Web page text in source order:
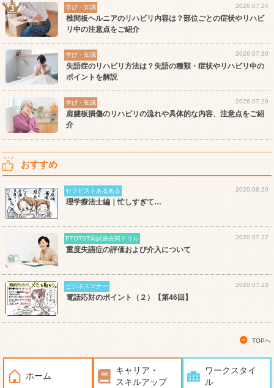
学び・知識 2026.07.24
椎間板ヘルニアのリハビリ内容は？部位ごとの症状やリハビ
リ中の注意点をご紹介
学び・知識 2026.07.30
失語症のリハビリ方法は？失語の種類・症状やリハビリ中の
ポイントを解説
学び・知識 2026.07.29
肩腱板損傷のリハビリの流れや具体的な内容、注意点をご紹
介
おすすめ
セラピストあるある 2020.08.20
理学療法士編｜忙しすぎて…
PTOTST国試過去問ドリル 2020.07.27
重度失語症の評価および介入について
ビジネスマナー 2020.07.22
電話応対のポイント（２）【第46回】
TOPへ
ホーム
キャリア・
スキルアップ
ワークスタイ
ル